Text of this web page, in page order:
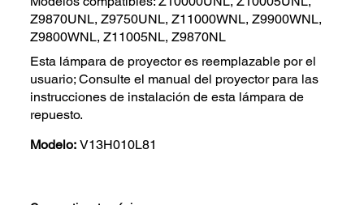
Z9870UNL, Z9750UNL, Z11000WNL, Z9900WNL,
Z9800WNL, Z11005NL, Z9870NL
Esta lámpara de proyector es reemplazable por el
usuario; Consulte el manual del proyector para las
instrucciones de instalación de esta lámpara de
repuesto.
Modelo: V13H010L81